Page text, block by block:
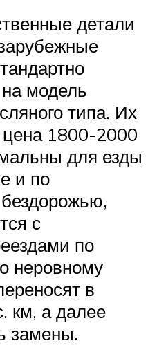
детали
модель
типа. Их
цена 1800-2000
для езды
и по
с
по
неровному
в
км, а далее
замены.